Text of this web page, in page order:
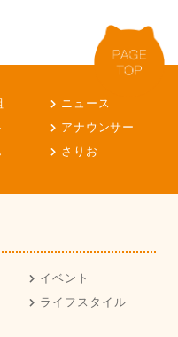
ニュース
アナウンサー
さりお
イベント
ライフスタイル